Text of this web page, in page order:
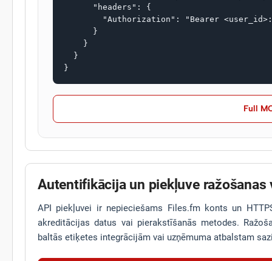
      "headers": {
"Authorization": "Bearer
      }
    }
  }
}
Full
Autentifikācija un piekļuve ražošanas
API piekļuvei ir nepieciešams Files.fm konts un
akreditācijas datus vai pierakstīšanās metodes.
baltās etiķetes integrācijām vai uzņēmuma atbalstam